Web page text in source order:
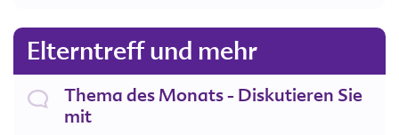
Elterntreff und mehr
Thema des Monats - Diskutieren Sie
mit